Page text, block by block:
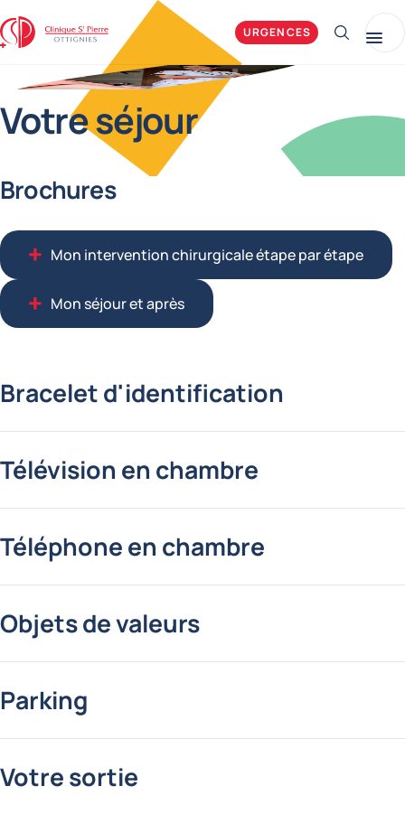
Clinique Saint-Pierre Ottignies URGENCES Afficher
Votre séjour
Brochures
Mon intervention chirurgicale étape par étape
Mon séjour et après
Bracelet d'identification
Télévision en chambre
Téléphone en chambre
Objets de valeurs
Parking
Votre sortie